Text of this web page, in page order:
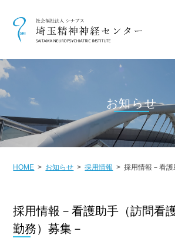
お知らせ
HOME お知らせ 採用情報 採用情報－看
採用情報－看護助手（訪問看
勤務）募集－